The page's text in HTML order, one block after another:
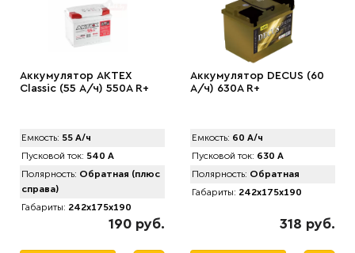
Аккумулятор АКТЕХ
Classic (55 А/ч) 550A R+
Емкость: 55 А/ч
Пусковой ток: 540 А
Полярность: Обратная (плюс
справа)
Габариты: 242x175x190
190 руб.
Аккумулятор DECUS (60
А/ч) 630A R+
Емкость: 60 А/ч
Пусковой ток: 630 А
Полярность: Обратная
Габариты: 242x175x190
318 руб.